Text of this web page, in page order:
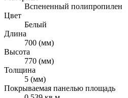
Вспененный полипропилен
Цвет
Белый
Длина
700 (мм)
Высота
770 (мм)
Толщина
5 (мм)
Покрываемая панелью площадь